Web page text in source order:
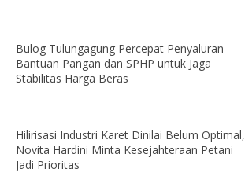
Bulog Tulungagung Percepat Penyaluran
Bantuan Pangan dan SPHP untuk Jaga
Stabilitas Harga Beras
Hilirisasi Industri Karet Dinilai Belum Optimal,
Novita Hardini Minta Kesejahteraan Petani
Jadi Prioritas